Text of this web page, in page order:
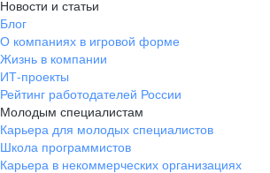
Новости и статьи
Блог
О компаниях в игровой форме
Жизнь в компании
ИТ-проекты
Рейтинг работодателей России
Молодым специалистам
Карьера для молодых специалистов
Школа программистов
Карьера в некоммерческих организациях